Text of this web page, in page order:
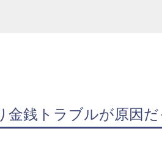
金銭トラブルが原因だ